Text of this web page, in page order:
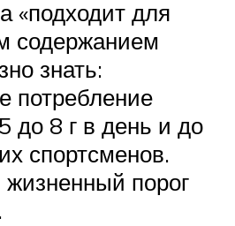
«подходит для
содержанием
знать:
потребление
до 8 г в день и до
спортсменов.
порог